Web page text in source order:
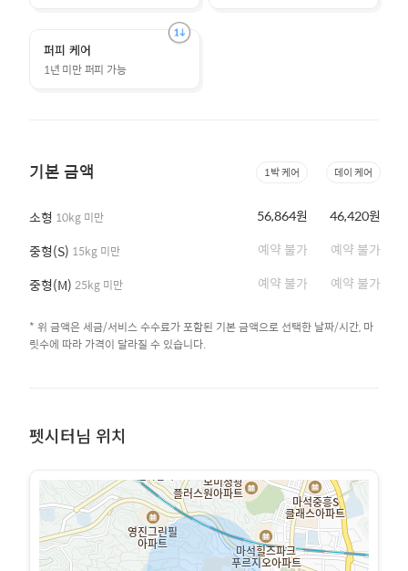
퍼피 케어
1년 미만 퍼피 가능
기본 금액
소형 10kg 미만
중형(S) 15kg 미만
중형(M) 25kg 미만
1박 케어
56,864원
예약 불가
예약 불가
데이 케어
46,420원
예약 불가
예약 불가
* 위 금액은 세금/서비스 수수료가 포함된 기본 금액으로 선택한 날짜/시간, 마
릿수에 따라 가격이 달라질 수 있습니다.
펫시터님 위치